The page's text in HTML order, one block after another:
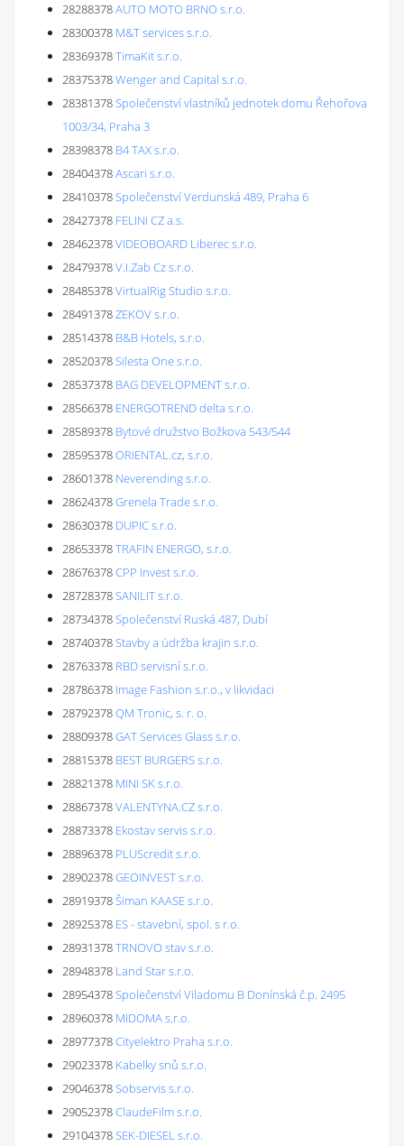
28288378AUTO MOTO BRNO s.r.o.
28300378 M&T services s.r.o.
28369378TimaKit s.r.o.
28375378Wenger and Capital s.r.o.
28381378Společenství vlastníků jednotek domu Řehořova
1003/34, Praha 3
28398378 B4 TAX s.r.o.
28404378Ascari s.r.o.
28410378Společenství Verdunská 489, Praha 6
28427378 FELINI CZ a.s.
28462378VIDEOBOARD Liberec s.r.o.
28479378V.I.Zab Cz s.r.o.
28485378VirtualRig Studio s.r.o.
28491378ZEKOV s.r.o.
28514378 B&B Hotels, s.r.o.
28520378Silesta One s.r.o.
28537378 BAG DEVELOPMENT s.r.o.
28566378 ENERGOTREND delta s.r.o.
28589378 Bytové družstvo Božkova 543/544
28595378ORIENTAL.cz, s.r.o.
28601378 Neverending s.r.o.
28624378Grenela Trade s.r.o.
28630378 DUPIC s.r.o.
28653378TRAFIN ENERGO, s.r.o.
28676378CPP Invest s.r.o.
28728378SANILIT s.r.o.
28734378Společenství Ruská 487, Dubí
28740378Stavby a údržba krajin s.r.o.
28763378 RBD servisní s.r.o.
28786378 Image Fashion s.r.o., v likvidaci
28792378QM Tronic, s. r. o.
28809378GAT Services Glass s.r.o.
28815378 BEST BURGERS s.r.o.
28821378 MINI SK s.r.o.
28867378VALENTYNA.CZ s.r.o.
28873378 Ekostav servis s.r.o.
28896378 PLUScredit s.r.o.
28902378GEOINVEST s.r.o.
28919378Šiman KAASE s.r.o.
28925378 ES - stavební, spol. s r.o.
28931378TRNOVO stav s.r.o.
28948378 Land Star s.r.o.
28954378Společenství Viladomu B Donínská č.p. 2495
28960378 MIDOMA s.r.o.
28977378Cityelektro Praha s.r.o.
29023378 Kabelky snů s.r.o.
29046378Sobservis s.r.o.
29052378ClaudeFilm s.r.o.
29104378SEK-DIESEL s.r.o.